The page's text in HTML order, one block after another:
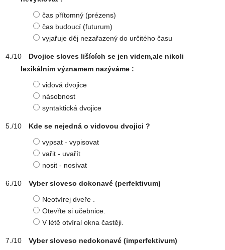
čas přítomný (prézens)
čas budoucí (futurum)
vyjařuje děj nezařazený do určitého času
Dvojice sloves lišících se jen videm,ale nikoli
lexikálním významem nazýváme :
vidová dvojice
násobnost
syntaktická dvojice
Kde se nejedná o vidovou dvojici ?
vypsat - vypisovat
vařit - uvařít
nosit - nosívat
Vyber sloveso dokonavé (perfektivum)
Neotvírej dveře .
Otevřte si učebnice.
V létě otvíral okna častěji.
Vyber sloveso nedokonavé (imperfektivum)